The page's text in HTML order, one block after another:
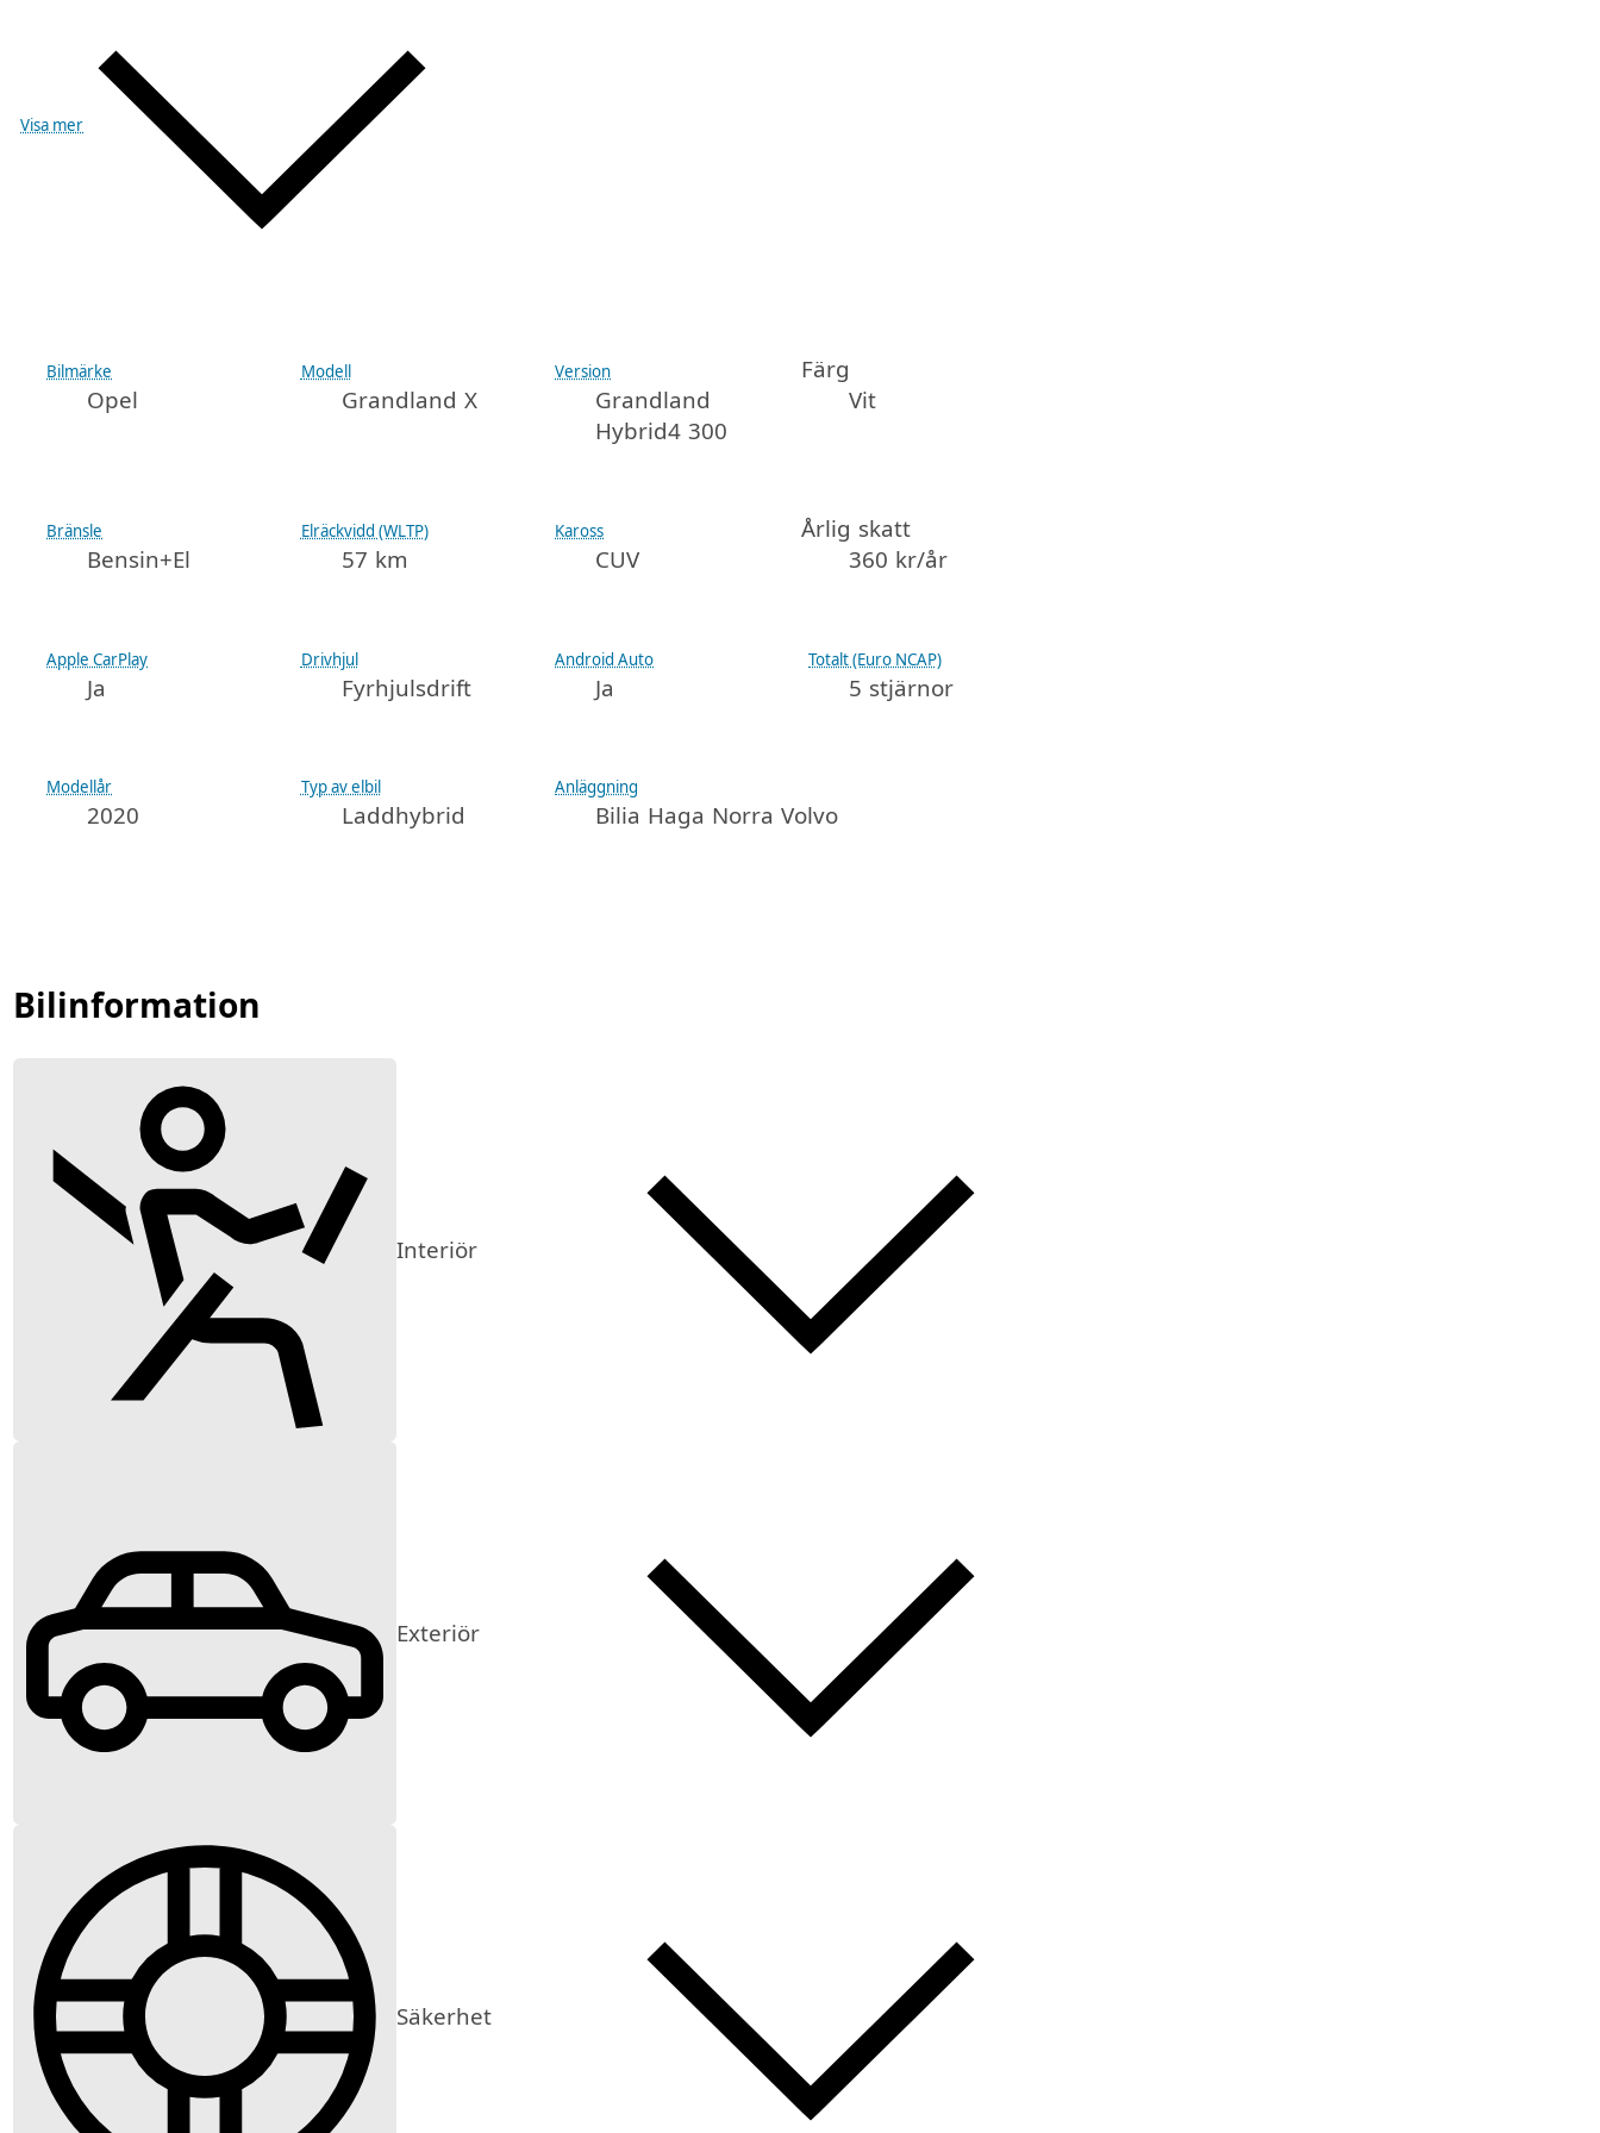
Visa mer
Bilmärke
Opel
Modell
Grandland X
Version
Grandland
Hybrid4 300
Färg
Vit
Bränsle
Bensin+El
Elräckvidd (WLTP)
57 km
Kaross
CUV
Årlig skatt
360 kr/år
Apple CarPlay
Ja
Drivhjul
Fyrhjulsdrift
Android Auto
Ja
Totalt (Euro NCAP)
5 stjärnor
Modellår
2020
Typ av elbil
Laddhybrid
Anläggning
Bilia Haga Norra Volvo
Bilinformation
Interiör
Exteriör
Säkerhet